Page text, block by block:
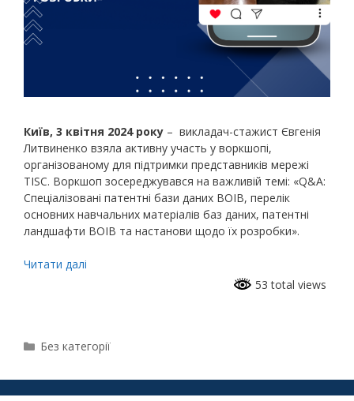
Київ, 3 квітня 2024 року – викладач-стажист Євгенія
Литвиненко взяла активну участь у воркшопі,
організованому для підтримки представників мережі
TISC. Воркшоп зосереджувався на важливій темі: «Q&A:
Спеціалізовані патентні бази даних ВОІВ, перелік
основних навчальних матеріалів баз даних, патентні
ландшафти ВОІВ та настанови щодо їх розробки».
Читати далі
53 total views
Без категорії